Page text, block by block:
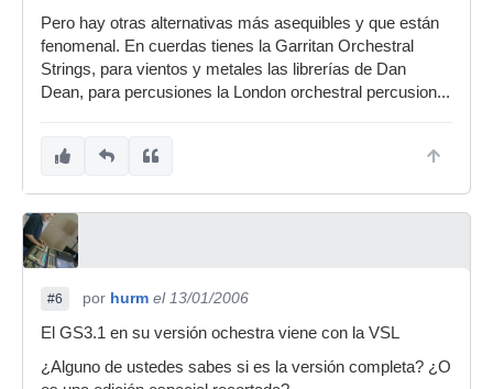
Pero hay otras alternativas más asequibles y que están
fenomenal. En cuerdas tienes la Garritan Orchestral
Strings, para vientos y metales las librerías de Dan
Dean, para percusiones la London orchestral percusion...
#6 por hurm el 13/01/2006
El GS3.1 en su versión ochestra viene con la VSL
¿Alguno de ustedes sabes si es la versión completa? ¿O